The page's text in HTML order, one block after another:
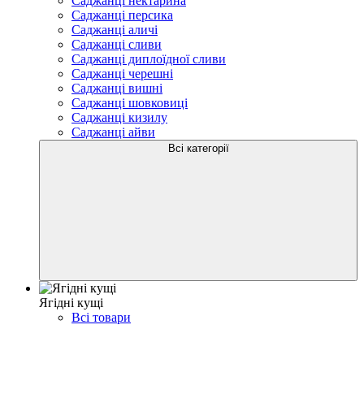
Саджанці персика
Саджанці аличі
Саджанці сливи
Саджанці диплоїдної сливи
Саджанці черешні
Саджанці вишні
Саджанці шовковиці
Саджанці кизилу
Саджанці айви
Всі категорії
Ягідні кущі
Всі товари